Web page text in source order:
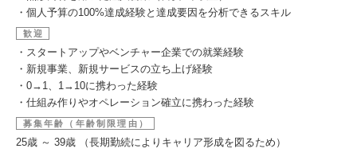
・個人予算の100%達成経験と達成要因を分析できるスキル
歓迎
・スタートアップやベンチャー企業での就業経験
・新規事業、新規サービスの立ち上げ経験
・0→1、1→10に携わった経験
・仕組み作りやオペレーション確立に携わった経験
募集年齢（年齢制限理由）
25歳 ～ 39歳 （長期勤続によりキャリア形成を図るため）